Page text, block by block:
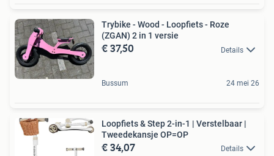
Trybike - Wood - Loopfiets - Roze
(ZGAN) 2 in 1 versie
€ 37,50 Details
Bussum 24 mei 26
Loopfiets & Step 2-in-1 | Verstelbaar |
Tweedekansje OP=OP
€ 34,07 Details